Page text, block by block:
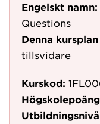
Engelskt namn:
Questions
Denna
tillsvidare
Kurskod: